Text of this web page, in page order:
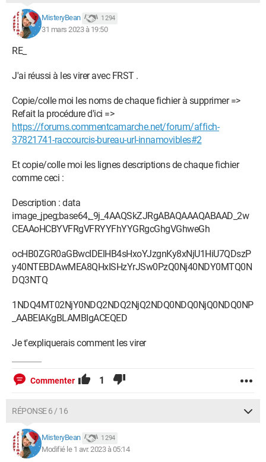
MisteryBean 1 294
31 mars 2023 à 19:50
RE_
J'ai réussi à les virer avec FRST .
Copie/colle moi les noms de chaque fichier à supprimer =>
Refait la procédure d'ici =>
https://forums.commentcamarche.net/forum/affich-
37821741-raccourcis-bureau-url-innamovibles#2
Et copie/colle moi les lignes descriptions de chaque fichier
comme ceci :
Description : data
image_jpeg;base64,_9j_4AAQSkZJRgABAQAAAQABAAD_2w
CEAAoHCBYVFRgVFRYYFhYYGRgcGhgVGhweGh
ocHB0ZGR0aGBwcIDElHB4sHxoYJzgnKy8xNjU1HiU7QDszP
y40NTEBDAwMEA8QHxISHzYrJSw0PzQ0Nj40NDY0MTQ0N
DQ3NTQ
1NDQ4MT02NjY0NDQ2NDQ2NjQ2NDQ0NDQ0NjQ0NDQ0NP
_AABEIAKgBLAMBIgACEQED
Je t'expliquerais comment les virer
Commenter 1
RÉPONSE 6 / 16
MisteryBean 1 294
Modifié le 1 avr. 2023 à 05:14